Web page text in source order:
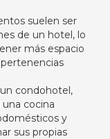
suelen ser
de un hotel, lo
más espacio
condohotel,
cocina
y
sus propias